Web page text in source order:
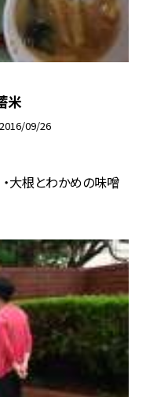
米
2016/09/26
大根とわかめの味噌